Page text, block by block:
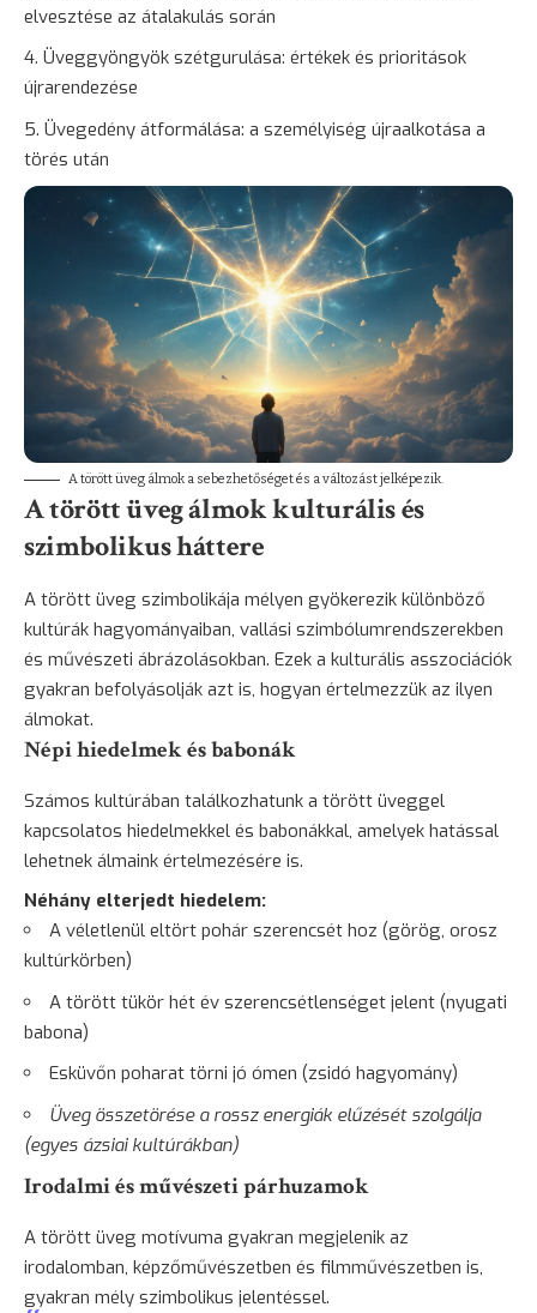
elvesztése az átalakulás során
Üveggyöngyök szétgurulása: értékek és prioritások
újrarendezése
Üvegedény átformálása: a személyiség újraalkotása a
törés után
A törött üveg álmok a sebezhetőséget és a változást jelképezik.
A törött üveg álmok kulturális és
szimbolikus háttere
A törött üveg szimbolikája mélyen gyökerezik különböző
kultúrák hagyományaiban, vallási szimbólumrendszerekben
és művészeti ábrázolásokban. Ezek a kulturális asszociációk
gyakran befolyásolják azt is, hogyan értelmezzük az ilyen
álmokat.
Népi hiedelmek és babonák
Számos kultúrában találkozhatunk a törött üveggel
kapcsolatos hiedelmekkel és babonákkal, amelyek hatással
lehetnek álmaink értelmezésére is.
Néhány elterjedt hiedelem:
A véletlenül eltört pohár szerencsét hoz (görög, orosz
kultúrkörben)
A törött tükör hét év szerencsétlenséget jelent (nyugati
babona)
Esküvőn poharat törni jó ómen (zsidó hagyomány)
Üveg összetörése a rossz energiák elűzését szolgálja
(egyes ázsiai kultúrákban)
Irodalmi és művészeti párhuzamok
A törött üveg motívuma gyakran megjelenik az
irodalomban, képzőművészetben és filmművészetben is,
gyakran mély szimbolikus jelentéssel.